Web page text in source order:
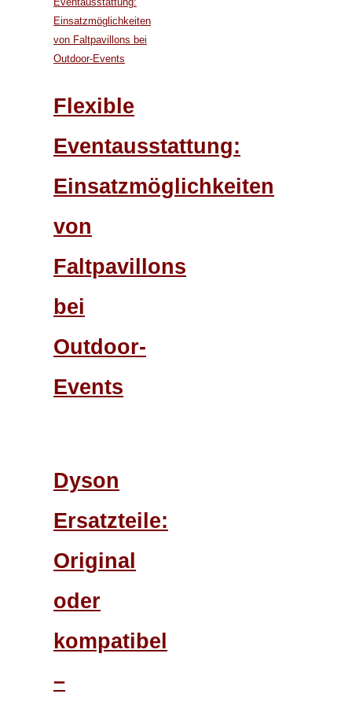
Flexible
Eventausstattung:
Einsatzmöglichkeiten
von
Faltpavillons
bei
Outdoor-
Events
Dyson
Ersatzteile:
Original
oder
kompatibel
–